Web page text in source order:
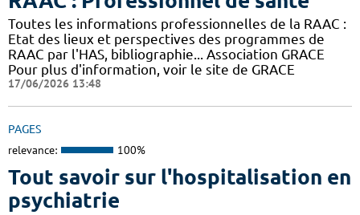
Toutes les informations professionnelles de la RAAC :
Etat des lieux et perspectives des programmes de
RAAC par l'HAS, bibliographie... Association GRACE
Pour plus d'information, voir le site de GRACE
17/06/2026 13:48
PAGES
relevance: 100%
Tout savoir sur l'hospitalisation en
psychiatrie